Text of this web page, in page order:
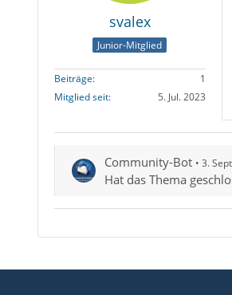
svalex
Junior-Mitglied
Beiträge
1
Mitglied seit
5. Jul. 2023
Community-Bot 3.
Hat das Thema